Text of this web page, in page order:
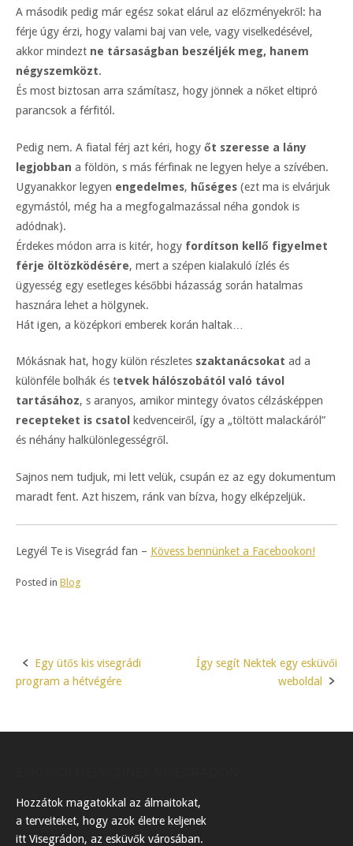
A második pedig már egész sokat elárul az előzményekről: ha
férje úgy érzi, hogy valami baj van vele, vagy viselkedésével,
akkor mindezt ne társaságban beszéljék meg, hanem
négyszemközt.
És most biztosan arra számítasz, hogy jönnek a nőket eltipró
parancsok a férfitól.
Pedig nem. A fiatal férj azt kéri, hogy őt szeresse a lány
legjobban a földön, s más férfinak ne legyen helye a szívében.
Ugyanakkor legyen engedelmes, hűséges (ezt ma is elvárjuk
egymástól, még ha a megfogalmazással néha gondok is
adódnak).
Érdekes módon arra is kitér, hogy fordítson kellő figyelmet
férje öltözködésére, mert a szépen kialakuló ízlés és
ügyesség egy esetleges későbbi házasság során hatalmas
hasznára lehet a hölgynek.
Hát igen, a középkori emberek korán haltak…
Mókásnak hat, hogy külön részletes szaktanácsokat ad a
különféle bolhák és tetvek hálószobától való távol
tartásához, s aranyos, amikor mintegy óvatos célzásképpen
recepteket is csatol
kedvenceiről, így a „töltött malackáról”
és néhány halkülönlegességről.
Sajnos nem tudjuk, mi lett velük, csupán ez az egy dokumentum
maradt fent. Azt hiszem, ránk van bízva, hogy elképzeljük.
Legyél Te is Visegrád fan – Kövess bennünket a Facebookon!
Posted in Blog
Post
Egy ütős kis visegrádi
program a hétvégére
Így segít Nektek egy esküvői
weboldal
Hozzátok magatokkal az álmaitokat,
a terveiteket, hogy azok életre keljenek
itt Visegrádon, az esküvők városában.